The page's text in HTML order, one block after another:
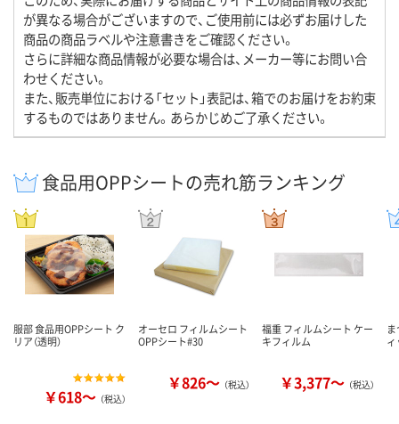
が異なる場合がございますので、ご使用前には必ずお届けした
商品の商品ラベルや注意書きをご確認ください。
さらに詳細な商品情報が必要な場合は、メーカー等にお問い合
わせください。
また、販売単位における「セット」表記は、箱でのお届けをお約束
するものではありません。あらかじめご了承ください。
食品用OPPシートの売れ筋ランキング
服部 食品用OPPシート ク
リア（透明）
￥618～ （税込）
オーセロ フィルムシート
OPPシート#30
￥826～ （税込）
福重 フィルムシート ケー
キフィルム
￥3,377～ （税込）